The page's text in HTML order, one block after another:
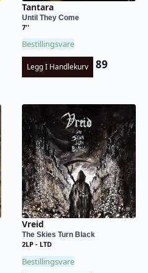
Tantara
Until They Come
7''
Bestillingsvare
Legg I Handlekurv 89
Vreid
The Skies Turn Black
2LP - LTD
Bestillingsvare